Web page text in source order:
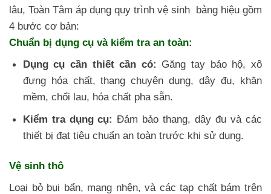
lâu, Toàn Tâm áp dụng quy trình vệ sinh bảng hiệu gồm
4 bước cơ bản:
Chuẩn bị dụng cụ và kiểm tra an toàn:
Dụng cụ cần thiết cần có: Găng tay bảo hộ, xô
đựng hóa chất, thang chuyên dụng, dây đu, khăn
mềm, chổi lau, hóa chất pha sẵn.
Kiểm tra dụng cụ: Đảm bảo thang, dây đu và các
thiết bị đạt tiêu chuẩn an toàn trước khi sử dụng.
Vệ sinh thô
Loại bỏ bụi bẩn, mạng nhện, và các tạp chất bám trên